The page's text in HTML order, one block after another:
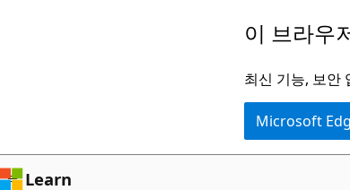
로
건
이 브라우
최신 기능, 보안
Microsoft
Learn